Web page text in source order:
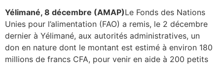
Yélimané, 8 décembre (AMAP)Le Fonds des Nations
Unies pour l’alimentation (FAO) a remis, le 2 décembre
dernier à Yélimané, aux autorités administratives, un
don en nature dont le montant est estimé à environ 180
millions de francs CFA, pour venir en aide à 200 petits